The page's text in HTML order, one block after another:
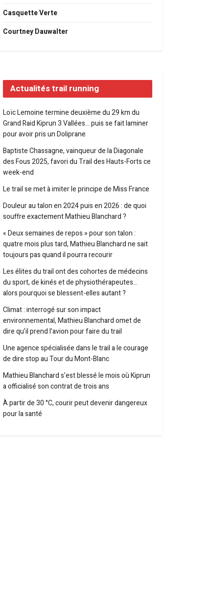
Casquette Verte
Courtney Dauwalter
Actualités trail running
Loïc Lemoine termine deuxième du 29 km du
Grand Raid Kiprun 3 Vallées… puis se fait laminer
pour avoir pris un Doliprane
Baptiste Chassagne, vainqueur de la Diagonale
des Fous 2025, favori du Trail des Hauts-Forts ce
week-end
Le trail se met à imiter le principe de Miss France
Douleur au talon en 2024 puis en 2026 : de quoi
souffre exactement Mathieu Blanchard ?
« Deux semaines de repos » pour son talon :
quatre mois plus tard, Mathieu Blanchard ne sait
toujours pas quand il pourra recourir
Les élites du trail ont des cohortes de médecins
du sport, de kinés et de physiothérapeutes…
alors pourquoi se blessent-elles autant ?
Climat : interrogé sur son impact
environnemental, Mathieu Blanchard omet de
dire qu’il prend l’avion pour faire du trail
Une agence spécialisée dans le trail a le courage
de dire stop au Tour du Mont-Blanc
Mathieu Blanchard s’est blessé le mois où Kiprun
a officialisé son contrat de trois ans
À partir de 30 °C, courir peut devenir dangereux
pour la santé